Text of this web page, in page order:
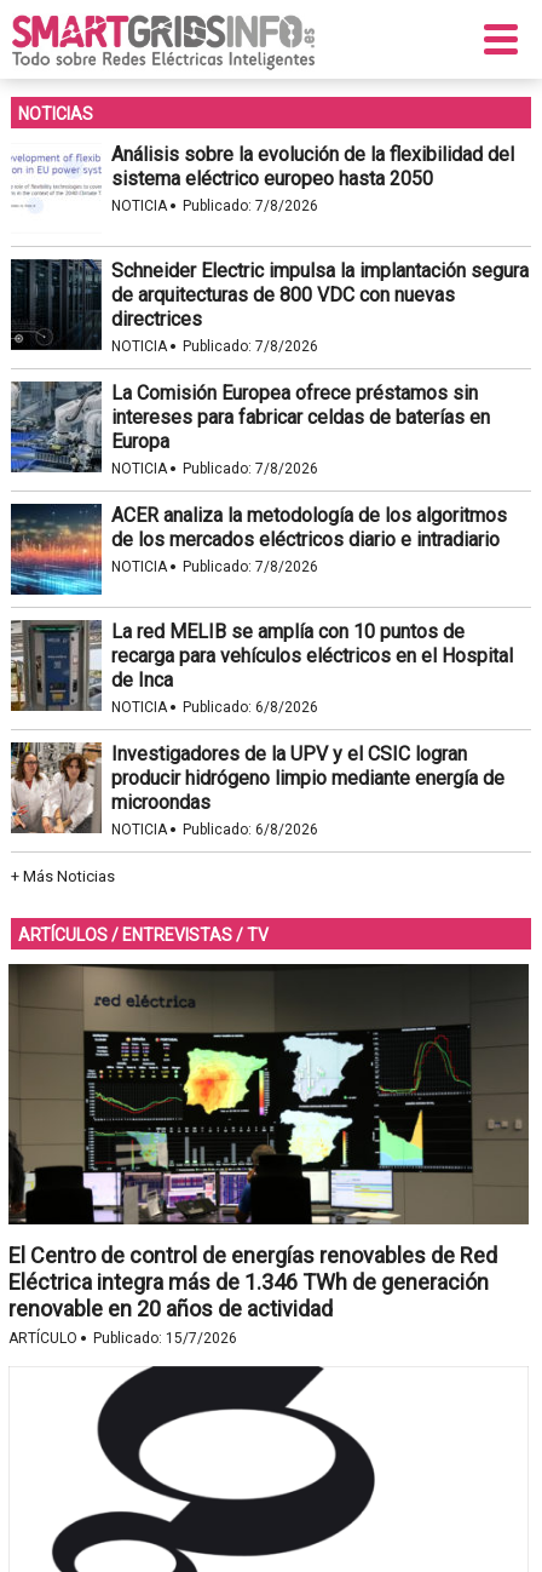
NOTICIAS
Análisis sobre la evolución de la flexibilidad del
sistema eléctrico europeo hasta 2050
NOTICIA· Publicado: 7/8/2026
Schneider Electric impulsa la implantación segura
de arquitecturas de 800 VDC con nuevas
directrices
NOTICIA· Publicado: 7/8/2026
La Comisión Europea ofrece préstamos sin
intereses para fabricar celdas de baterías en
Europa
NOTICIA· Publicado: 7/8/2026
ACER analiza la metodología de los algoritmos
de los mercados eléctricos diario e intradiario
NOTICIA· Publicado: 7/8/2026
La red MELIB se amplía con 10 puntos de
recarga para vehículos eléctricos en el Hospital
de Inca
NOTICIA· Publicado: 6/8/2026
Investigadores de la UPV y el CSIC logran
producir hidrógeno limpio mediante energía de
microondas
NOTICIA· Publicado: 6/8/2026
+ Más Noticias
ARTÍCULOS/ ENTREVISTAS/TV
El Centro de control de energías renovables de Red
Eléctrica integra más de 1.346 TWh de generación
renovable en 20 años de actividad
ARTÍCULO · Publicado: 15/7/2026